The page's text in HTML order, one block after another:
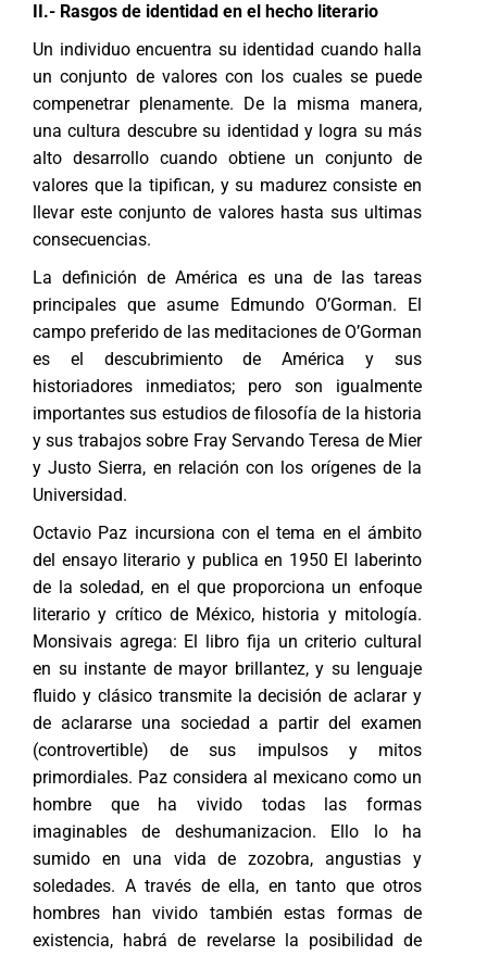
II.- Rasgos de identidad en el hecho literario
Un individuo encuentra su identidad cuando halla
un conjunto de valores con los cuales se puede
compenetrar plenamente. De la misma manera,
una cultura descubre su identidad y logra su más
alto desarrollo cuando obtiene un conjunto de
valores que la tipifican, y su madurez consiste en
llevar este conjunto de valores hasta sus ultimas
consecuencias.
La definición de América es una de las tareas
principales que asume Edmundo O’Gorman. El
campo preferido de las meditaciones de O’Gorman
es el descubrimiento de América y sus
historiadores inmediatos; pero son igualmente
importantes sus estudios de filosofía de la historia
y sus trabajos sobre Fray Servando Teresa de Mier
y Justo Sierra, en relación con los orígenes de la
Universidad.
Octavio Paz incursiona con el tema en el ámbito
del ensayo literario y publica en 1950 El laberinto
de la soledad, en el que proporciona un enfoque
literario y crítico de México, historia y mitología.
Monsivais agrega: El libro fija un criterio cultural
en su instante de mayor brillantez, y su lenguaje
fluido y clásico transmite la decisión de aclarar y
de aclararse una sociedad a partir del examen
(controvertible) de sus impulsos y mitos
primordiales. Paz considera al mexicano como un
hombre que ha vivido todas las formas
imaginables de deshumanizacion. Ello lo ha
sumido en una vida de zozobra, angustias y
soledades. A través de ella, en tanto que otros
hombres han vivido también estas formas de
existencia, habrá de revelarse la posibilidad de